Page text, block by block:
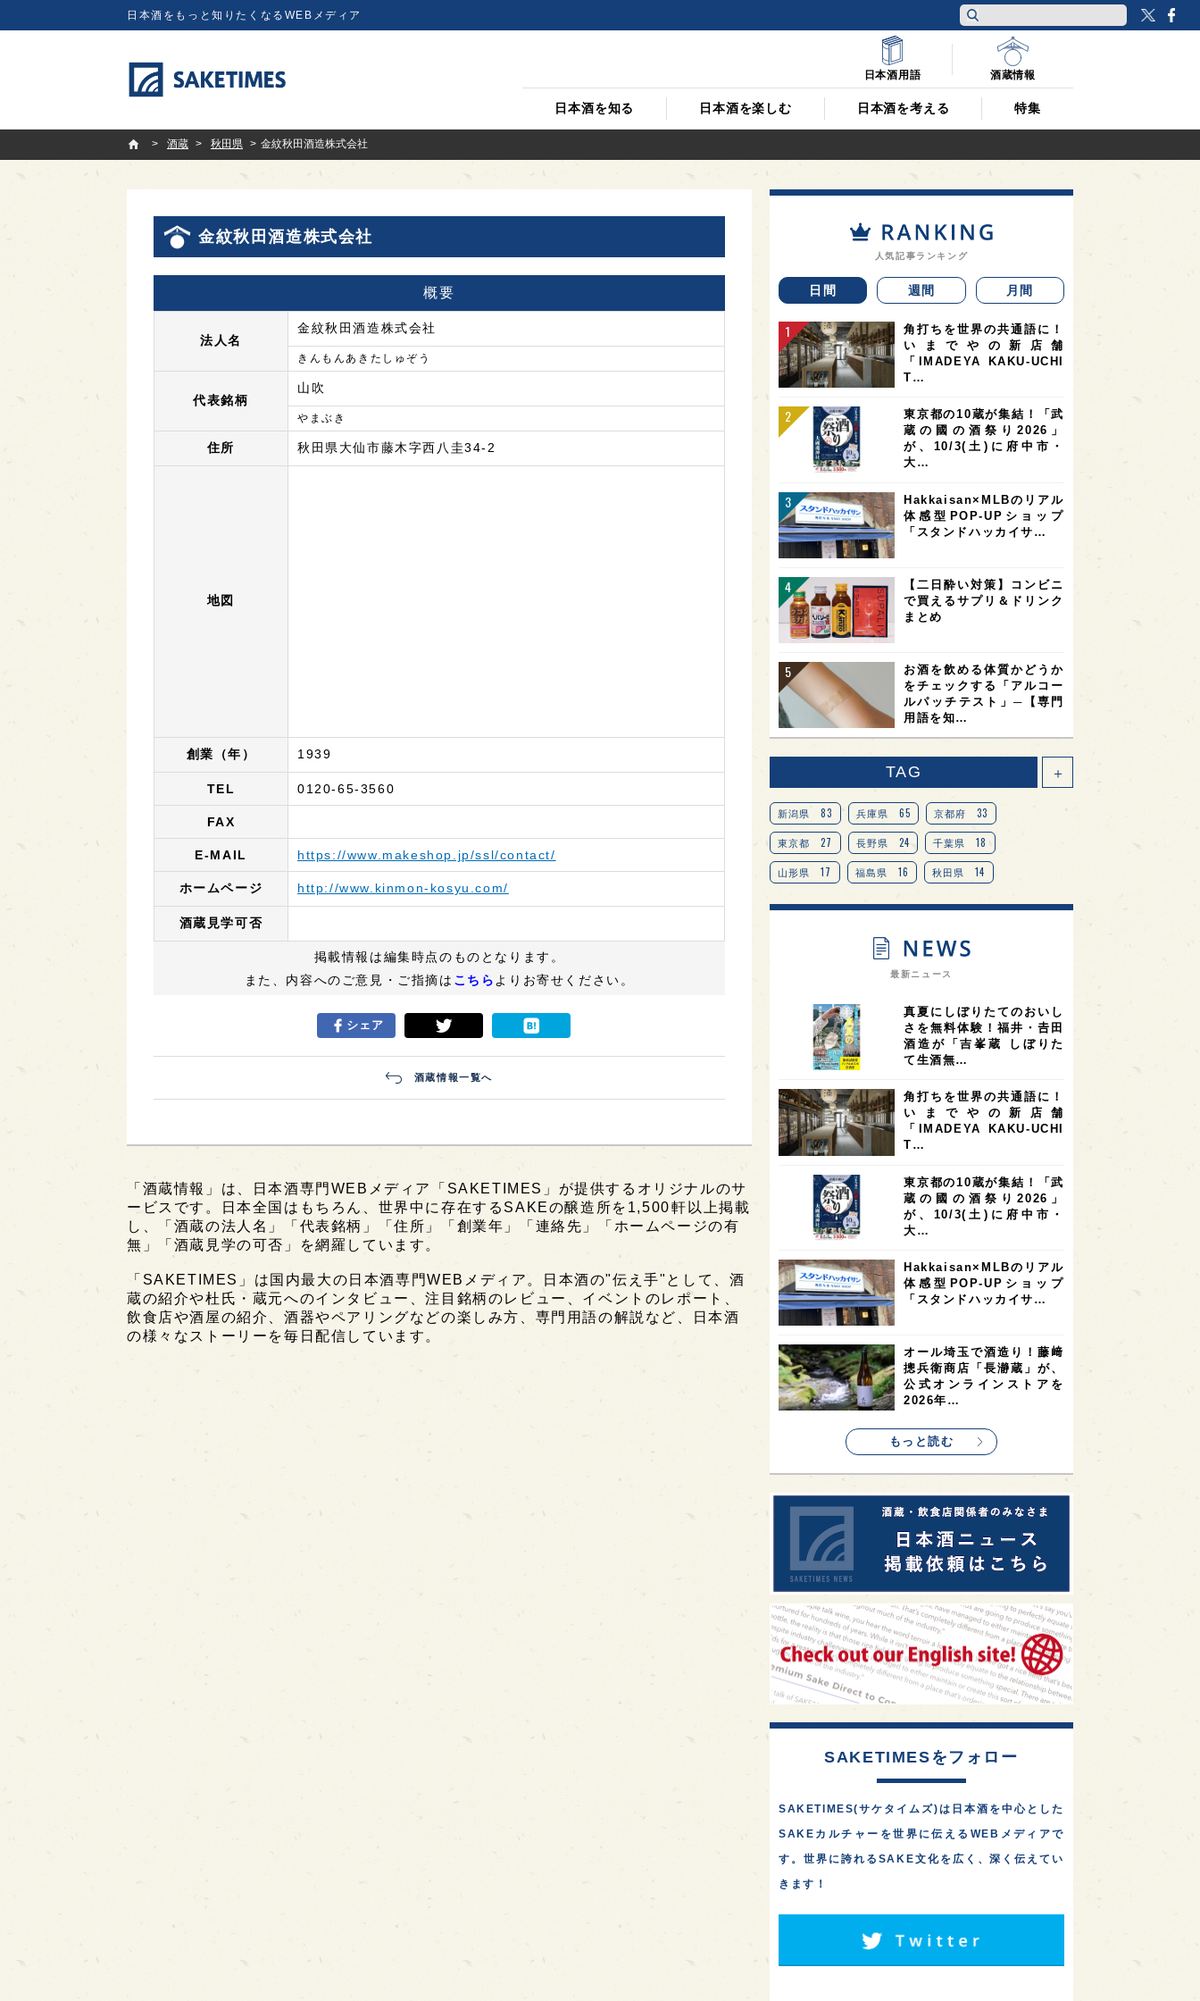
日本酒をもっと知りたくなるWEBメディア
日本酒を知る 日本酒を楽しむ 日本酒を考える 特集
日本酒用語 酒蔵情報
SAKETIMES
酒蔵
秋田県 金紋秋田酒造株式会社
金紋秋田酒造株式会社
概要
法人名
金紋秋田酒造株式会社
きんもんあきたしゅぞう
代表銘柄
山吹
やまぶき
住所 秋田県大仙市藤木字西八圭34-2
地図
創業（年） 1939
TEL 0120-65-3560
FAX
E-MAIL https://www.makeshop.jp/ssl/contact/
ホームページ http://www.kinmon-kosyu.com/
酒蔵見学可否
掲載情報は編集時点のものとなります。
また、内容へのご意見・ご指摘は こちら よりお寄せください。
シェア
酒蔵情報一覧へ
「酒蔵情報」は、日本酒専門WEBメディア「SAKETIMES」が提供するオリジナルのサ
ービスです。日本全国はもちろん、世界中に存在するSAKEの醸造所を1,500軒以上掲載
し、「酒蔵の法人名」「代表銘柄」「住所」「創業年」「連絡先」「ホームページの有
無」「酒蔵見学の可否」を網羅しています。
「SAKETIMES」は国内最大の日本酒専門WEBメディア。日本酒の"伝え手"として、酒
蔵の紹介や杜氏・蔵元へのインタビュー、注目銘柄のレビュー、イベントのレポート、
飲食店や酒屋の紹介、酒器やペアリングなどの楽しみ方、専門用語の解説など、日本酒
の様々なストーリーを毎日配信しています。
人気記事ランキング
日間 週間 月間
角打ちを世界の共通語に！
いまでやの新店舗
「IMADEYA KAKU-UCHI
T…
東京都の10蔵が集結！「武
蔵の國の酒祭り2026」
が、10/3(土)に府中市・
大…
Hakkaisan×MLBのリアル
体感型POP-UPショップ
「スタンドハッカイサ…
【二日酔い対策】コンビニ
で買えるサプリ＆ドリンク
まとめ
お酒を飲める体質かどうか
をチェックする「アルコー
ルパッチテスト」─【専門
用語を知…
TAG ＋
東京都 27 長野県 24 千葉県 18
山形県 17 福島県 16
13 茨城県 12 栃木県 11
オピニオンリーダーの視点
広島県 8 山梨県 7
石川県 7 奈良県 滋賀県 7 和歌山県 6
6 フランス
SAKE100 5 佐賀県 5 岡山県 5 岩手県 4
山口県 4 アメリカ 4 神奈川県 4
大分県 4 三重県 3 大阪府
スペイン 香港 福井県
SAKEの時代を生きる 2 静岡県 1 長崎県 1
全蔵めぐり 1 シンガポール 1 カナダ 1
群馬県 1 熊本県
イギリス 1 ノルウェー 1 新宿区 1
歌舞伎町 1 沖縄県 1 鳥取県
saketimes_image_4 1
真夏にしぼりたてのおいし
さを無料体験！福井・𠮷田
角打ちを世界の共通語に！
いまでやの新店舗
「IMADEYA KAKU-UCHI
東京都の10蔵が集結！「武
大…
Hakkaisan×MLBのリアル
体感型POP-UPショップ
「スタンドハッカイサ…
オール埼玉で酒造り！藤﨑
摠兵衛商店「長瀞蔵」が、
公式オンラインストアを
2026年…